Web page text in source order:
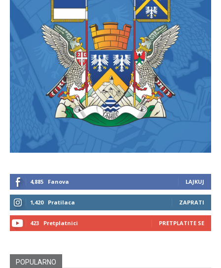
4,885 Fanova LAJKUJ
1,420 Pratilaca ZAPRATI
423 Pretplatnici PRETPLATITE SE
POPULARNO